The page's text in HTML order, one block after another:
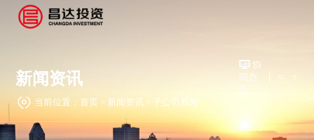
协
同办
公
新闻资讯
当前位置： 首页 > 新闻资讯> 子公司新闻